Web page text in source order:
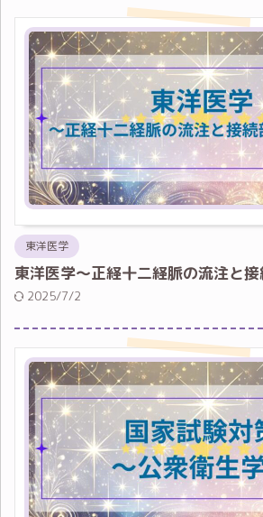
東洋医学
東洋医学～正経十二経脈の流注と
2025/7/2